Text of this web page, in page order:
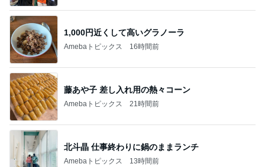
1,000円近くして高いグラノーラ
Amebaトピックス 16時間前
藤あや子 差し入れ用の熱々コーン
Amebaトピックス 21時間前
北斗晶 仕事終わりに鍋のままランチ
Amebaトピックス 13時間前